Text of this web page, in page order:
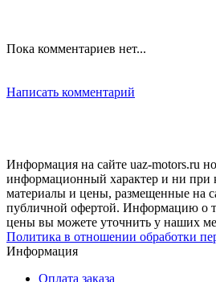
Пока комментариев нет...
Написать комментарий
Информация на сайте uaz-motors.ru
информационный характер и ни при
материалы и цены, размещенные на
публичной офертой. Информацию о
цены вы можете уточнить у наших
Политика в отношении обработки
Информация
Оплата заказа